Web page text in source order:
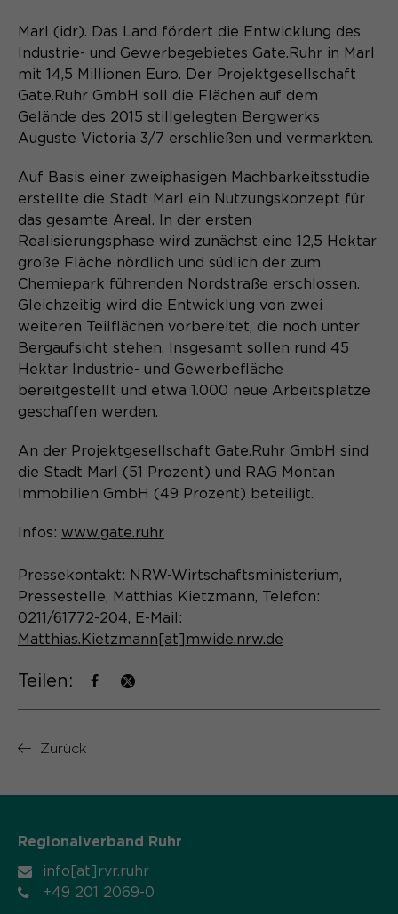
Zweck
Content Management System dieser
Webseite. Diese Basis-Cookies sind
unerlässlich, damit Ihr Besuch auf der
Website angenehm und flüssig wird:
Sie ermöglichen es der Website, Sie
zu erkennen und somit Ihre Sitzung
offen zu halten. Es speichert bei
einem Benutzer-Login für einen
ID als verschlüsselten Wert (sog.
"hash-Wert") zum entsprechenden
Datenbankeintrag des Nutzers.
Name PHPSESSID
Anbieter Session-Cookies
Laufzeit
gelöscht.
Zweck
PHPs Standard Sitzungs- Identifikation
(Formulare).
Anbieter TYPO3
Laufzeit Ende der Sitzung
Zweck
Dieser Cookie teilt der Webseite mit,
Laufzeit 1 Monat
Anbieter Matomo
Laufzeit 13 Monate
Zweck
Dient zur anonymen
Wiedererkennung eines Besuchers.
Name _pk_ses*
Anbieter
Laufzeit 30 Minuten
Zweck
Speichert vorübergehend Daten der
aktuellen Sitzung.
Name _pk_ref.*
Anbieter Matomo
Laufzeit 6 Monate
Zweck Speichert die Herkunft des Besuchers.
Anbieter Matomo
Aktivierung Mehrsprachigkeit
Diese Cookies ermöglichen die automatische
Übersetzung der Website-Inhalte durch GTranslate.
GTranslate Inc.
Laufzeit 1 Jahr
Zweck
Speichert die vom Nutzer gewählte
Sprache für die automatische
Übersetzung der Website.
Marl (idr). Das Land fördert die Entwicklung des
Industrie- und Gewerbegebietes Gate.Ruhr in Marl
mit 14,5 Millionen Euro. Der Projektgesellschaft
Gate.Ruhr GmbH soll die Flächen auf dem
Gelände des 2015 stillgelegten Bergwerks
Auguste Victoria 3/7 erschließen und vermarkten.
Auf Basis einer zweiphasigen Machbarkeitsstudie
erstellte die Stadt Marl ein Nutzungskonzept für
das gesamte Areal. In der ersten
Realisierungsphase wird zunächst eine 12,5 Hektar
große Fläche nördlich und südlich der zum
Chemiepark führenden Nordstraße erschlossen.
Gleichzeitig wird die Entwicklung von zwei
weiteren Teilflächen vorbereitet, die noch unter
Bergaufsicht stehen. Insgesamt sollen rund 45
Hektar Industrie- und Gewerbefläche
bereitgestellt und etwa 1.000 neue Arbeitsplätze
geschaffen werden.
An der Projektgesellschaft Gate.Ruhr GmbH sind
die Stadt Marl (51 Prozent) und RAG Montan
Immobilien GmbH (49 Prozent) beteiligt.
Infos: www.gate.ruhr
Pressekontakt: NRW-Wirtschaftsministerium,
Pressestelle, Matthias Kietzmann, Telefon:
0211/61772-204, E-Mail:
Matthias.Kietzmann[at]mwide.nrw.de
Teilen:
Zurück
Regionalverband Ruhr
info[at]rvr.ruhr
+49 201 2069-0